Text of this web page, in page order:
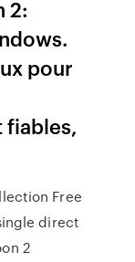
2:
pour
fiables,
Free
direct
2